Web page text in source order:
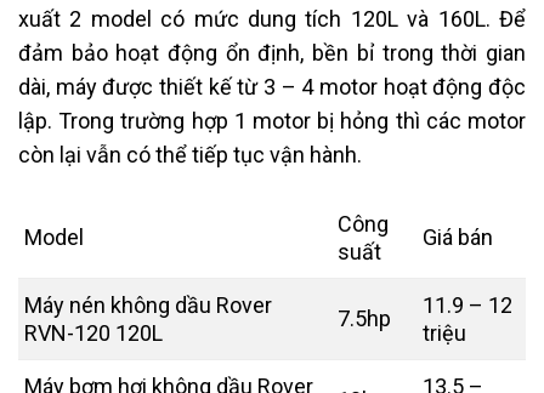
xuất 2 model có mức dung tích 120L và 160L. Để
đảm bảo hoạt động ổn định, bền bỉ trong thời gian
dài, máy được thiết kế từ 3 – 4 motor hoạt động độc
lập. Trong trường hợp 1 motor bị hỏng thì các motor
còn lại vẫn có thể tiếp tục vận hành.
Model
Công
suất
Giá bán
Máy nén không dầu Rover
RVN-120 120L
7.5hp
11.9 – 12
triệu
Máy bơm hơi không dầu Rover
13.5 –